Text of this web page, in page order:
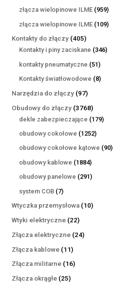
produktów
złącza wielopinowe ILME 959959
produktów
złącza wielopinowe ILME 109109
Kontakty do złączy 405405
produktów
Kontakty i piny zaciskane 346346
kontakty pneumatyczne 5151
produktów
Kontakty światłowodowe 88
Narzędzia do złączy 9797
produktów
Obudowy do złączy 37683768
produktów
dekle zabezpieczające 179179
obudowy cokołowe 12521252
produkty
obudowy cokołowe kątowe 9090
obudowy kablowe 18841884
produkty
obudowy panelowe 291291
system COB 77
produktów
Wtyczka przemysłowa 1010
Wtyki elektryczne 2222
produkty
Złącza elektryczne 2424
Złącza kablowe 1111
produktów
Złącza militarne 1616
Złącza okrągłe 2525